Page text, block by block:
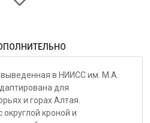
в НИИСС им. М.А.
для
и горах Алтая.
кроной и